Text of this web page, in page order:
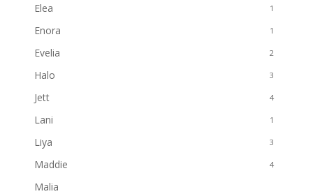
Elea 1
Enora 1
Evelia 2
Halo 3
Jett 4
Lani 1
Liya 3
Maddie 4
Malia